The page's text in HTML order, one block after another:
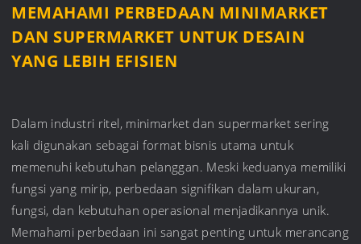
MEMAHAMI PERBEDAAN MINIMARKET
DAN SUPERMARKET UNTUK DESAIN
YANG LEBIH EFISIEN
Dalam industri ritel, minimarket dan supermarket sering
kali digunakan sebagai format bisnis utama untuk
memenuhi kebutuhan pelanggan. Meski keduanya memiliki
fungsi yang mirip, perbedaan signifikan dalam ukuran,
fungsi, dan kebutuhan operasional menjadikannya unik.
Memahami perbedaan ini sangat penting untuk merancang